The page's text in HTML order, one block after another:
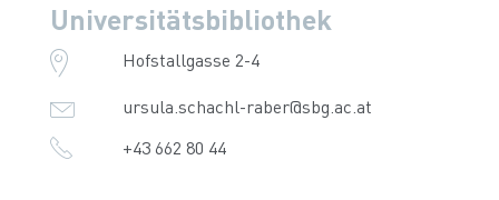
Universitätsbibliothek
Hofstallgasse 2-4
ursula.schachl-raber@sbg.ac.at
+43 662 80 44